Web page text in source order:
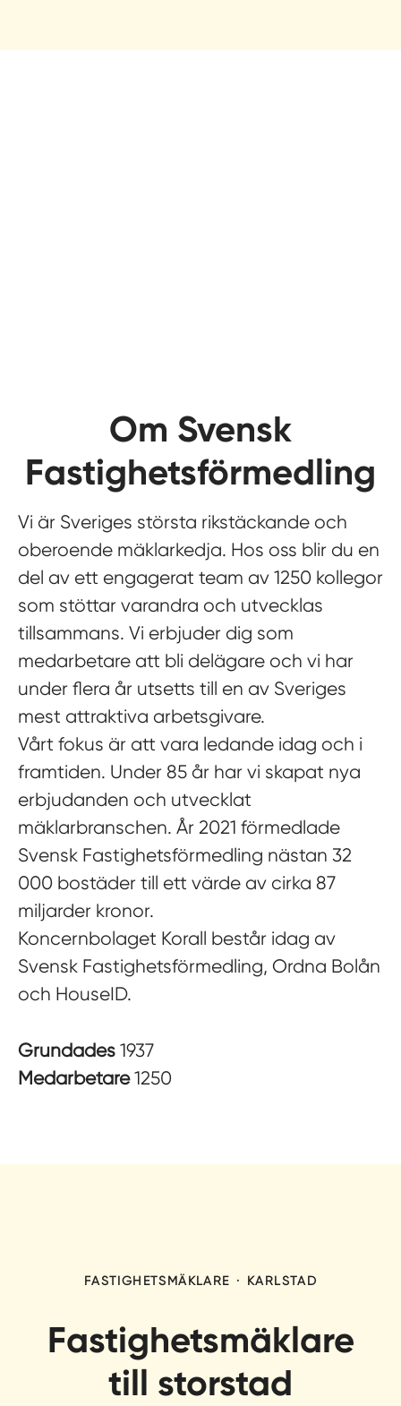
Om Svensk
Fastighetsförmedling
Vi är Sveriges största rikstäckande och
oberoende mäklarkedja. Hos oss blir du en
del av ett engagerat team av 1250 kollegor
som stöttar varandra och utvecklas
tillsammans. Vi erbjuder dig som
medarbetare att bli delägare och vi har
under flera år utsetts till en av Sveriges
mest attraktiva arbetsgivare.
Vårt fokus är att vara ledande idag och i
framtiden. Under 85 år har vi skapat nya
erbjudanden och utvecklat
mäklarbranschen. År 2021 förmedlade
Svensk Fastighetsförmedling nästan 32
000 bostäder till ett värde av cirka 87
miljarder kronor.
Koncernbolaget Korall består idag av
Svensk Fastighetsförmedling, Ordna Bolån
och HouseID.
Grundades 1937
Medarbetare1250
FASTIGHETSMÄKLARE · KARLSTAD
Fastighetsmäklare
till storstad